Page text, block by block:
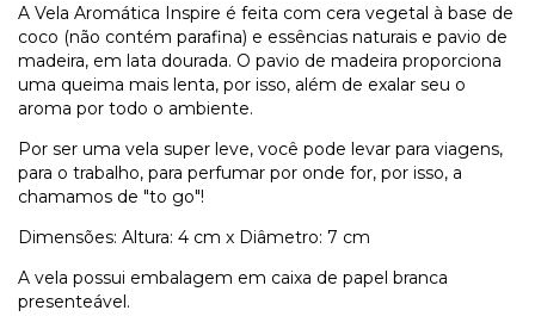
A Vela Aromática Inspire é feita com cera vegetal à base de
coco (não contém parafina) e essências naturais e pavio de
madeira, em lata dourada. O pavio de madeira proporciona
uma queima mais lenta, por isso, além de exalar seu o
aroma por todo o ambiente.
Por ser uma vela super leve, você pode levar para viagens,
para o trabalho, para perfumar por onde for, por isso, a
chamamos de "to go"!
Dimensões: Altura: 4 cm x Diâmetro: 7 cm
A vela possui embalagem em caixa de papel branca
presenteável.